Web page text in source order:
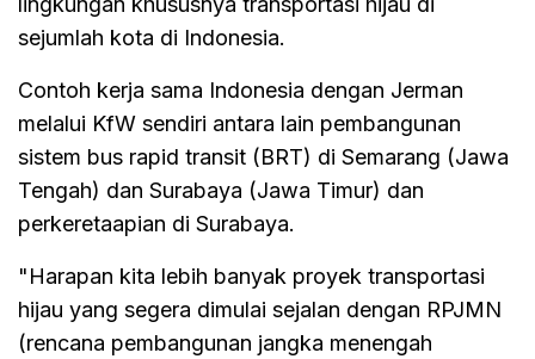
sejumlah kota di Indonesia.
Contoh kerja sama Indonesia dengan Jerman
melalui KfW sendiri antara lain pembangunan
sistem bus rapid transit (BRT) di Semarang (Jawa
Tengah) dan Surabaya (Jawa Timur) dan
perkeretaapian di Surabaya.
"Harapan kita lebih banyak proyek transportasi
hijau yang segera dimulai sejalan dengan RPJMN
(rencana pembangunan jangka menengah